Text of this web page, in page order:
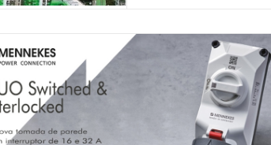
Material de Instalação